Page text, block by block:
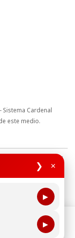
❯ ×
▶
▶
Cardenal
este medio.
Propiedad Intelectual
de Datos
tu experiencia de
de uso de